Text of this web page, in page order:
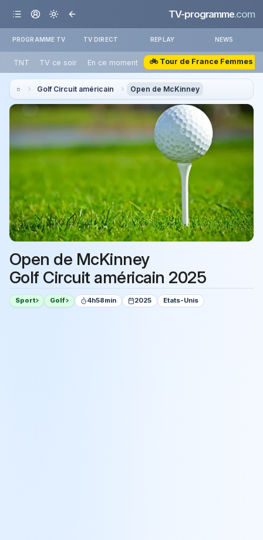
TV-programme.com
PROGRAMME TV TV DIRECT REPLAY NEWS
TNT TV ce soir En ce moment 🚲 Tour de France Femmes
Golf Circuit américain Open de McKinney
Open de McKinney
Golf Circuit américain 2025
Sport Golf 4h58min 2025 Etats-Unis